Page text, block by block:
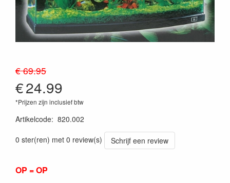
€ 69.95
€24.99
*Prijzen zijn inclusief btw
Artikelcode: 820.002
0 ster(ren) met 0 review(s)
Schrijf een review
OP = OP